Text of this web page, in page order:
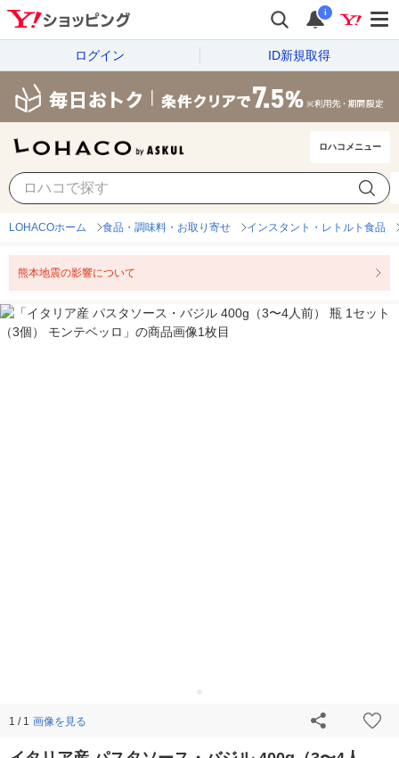
i
ログイン ID新規取得
ロハコメニュー
LOHACOホーム 食品・調味料・お取り寄せ インスタント・レトルト食品
熊本地震の影響について
1 / 1 画像を見る